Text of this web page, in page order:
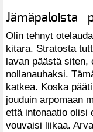
Jämäpaloista
Olin tehnyt
kitara. Stratosta
lavan päästä siten,
nollanauhaksi.
katkea. Koska
jouduin arpomaan
että intonaatio olisi
vouvaisi liikaa.